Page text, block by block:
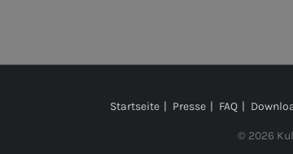
Startseite Presse FAQ
© 2026